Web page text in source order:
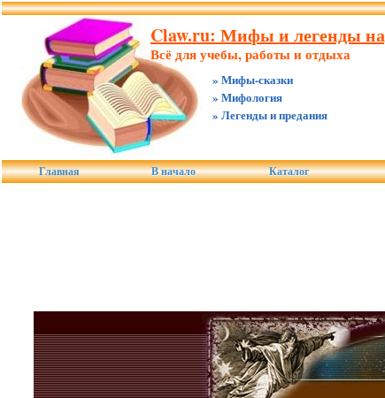
Claw.ru: Мифы и легенды
Всё для учебы, работы и отдыха
» Мифы-сказки
» Мифология
» Легенды и предания
Главная В начало Каталог